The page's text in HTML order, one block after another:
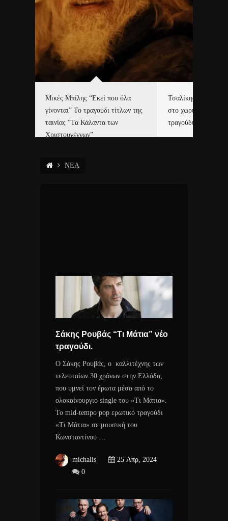
Μικές Μπίλης “Εκεί που όλα
γίνονται” Το τραγούδι τίτλων της
ταινίας “Τα Κάλαντα των
Χριστουγέννων”
Τσαλίκης,
στο χωριό του Άι
τραγούδι και video
ΝΕΑ
Σάκης Ρουβάς “Τι Μάτια” νέο
τραγούδι.
Ο Σάκης Ρουβάς, ο καλλιτέχνης των
τελευταίων 30 χρόνων στην Ελλάδα,
που υμνεί τον έρωτα μέσα από το
ολοκαίνουργιο single του «Τι Μάτια».
Το mid-tempo pop ερωτικό τραγούδι
«Τι Μάτια» σε μουσική του
Κωνσταντίνου …
michalis
25 Απρ, 2024
0